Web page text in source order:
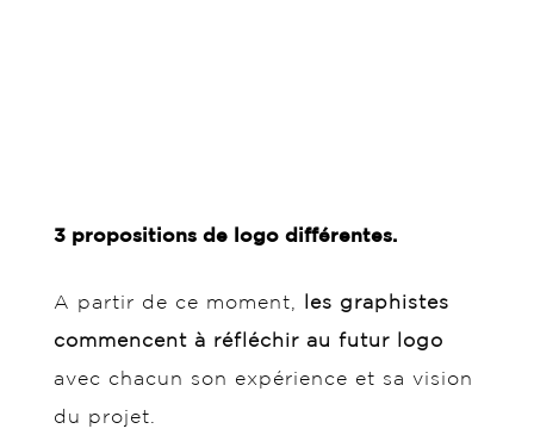
3 propositions de logo différentes.
A partir de ce moment, les graphistes
commencent à réfléchir au futur logo
avec chacun son expérience et sa vision
du projet.